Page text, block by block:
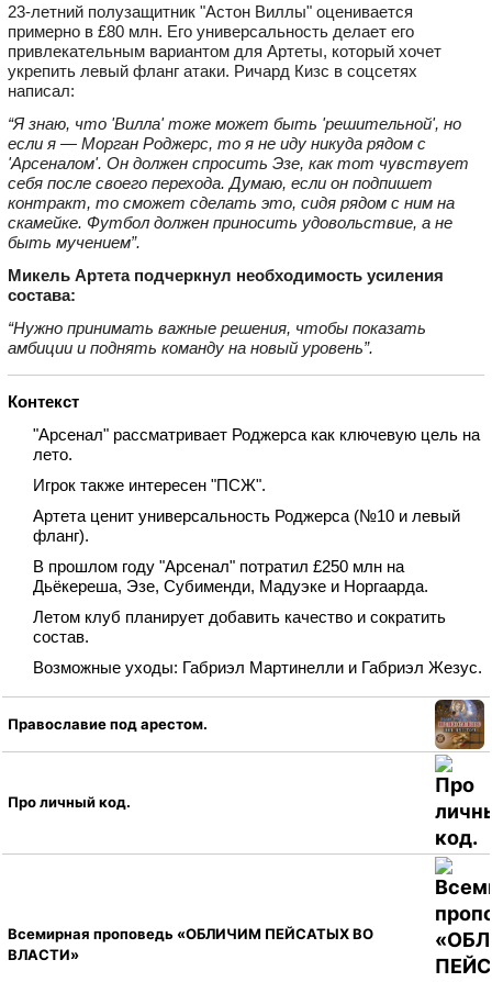
23‑летний полузащитник "Астон Виллы" оценивается
примерно в £80 млн. Его универсальность делает его
привлекательным вариантом для Артеты, который хочет
укрепить левый фланг атаки. Ричард Кизс в соцсетях
написал:
“Я знаю, что 'Вилла' тоже может быть 'решительной', но
если я — Морган Роджерс, то я не иду никуда рядом с
'Арсеналом'. Он должен спросить Эзе, как тот чувствует
себя после своего перехода. Думаю, если он подпишет
контракт, то сможет сделать это, сидя рядом с ним на
скамейке. Футбол должен приносить удовольствие, а не
быть мучением”.
Микель Артета подчеркнул необходимость усиления
состава:
“Нужно принимать важные решения, чтобы показать
амбиции и поднять команду на новый уровень”.
Контекст
"Арсенал" рассматривает Роджерса как ключевую цель на
лето.
Игрок также интересен "ПСЖ".
Артета ценит универсальность Роджерса (№10 и левый
фланг).
В прошлом году "Арсенал" потратил £250 млн на
Дьёкереша, Эзе, Субименди, Мадуэке и Норгаарда.
Летом клуб планирует добавить качество и сократить
состав.
Возможные уходы: Габриэл Мартинелли и Габриэл Жезус.
Православие под арестом.
Про личный код.
Всемирная проповедь «ОБЛИЧИМ ПЕЙСАТЫХ ВО
ВЛАСТИ»